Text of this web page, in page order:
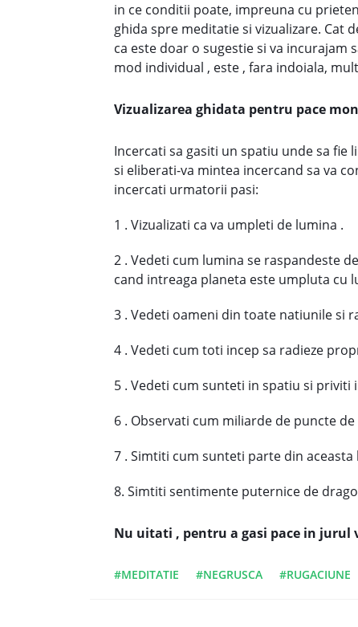
in ce conditii poate, impreuna cu
ghida spre meditatie si vizualizare. Cat
ca este doar o sugestie si va
mod individual , este , fara indoiala,
Vizualizarea ghidata pentru pace
Incercati sa gasiti un spatiu unde sa fie
si eliberati-va mintea incercand sa va
incercati urmatorii pasi:
1 . Vizualizati ca va umpleti de lumina .
2 . Vedeti cum lumina se raspandeste
cand intreaga planeta este umpluta cu
3 . Vedeti oameni din toate natiunile si
4 . Vedeti cum toti incep sa radieze
5 . Vedeti cum sunteti in spatiu si priviti
6 . Observati cum miliarde de puncte
7 . Simtiti cum sunteti parte din
8. Simtiti sentimente puternice de
Nu uitati , pentru a gasi pace in jurul
#MEDITATIE #NEGRUSCA #RUGACIUNE